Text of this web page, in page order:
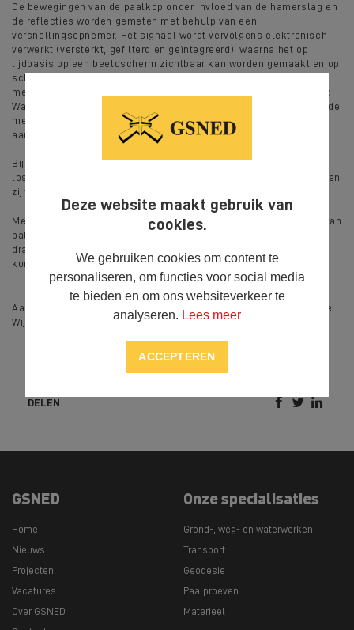
Deze website maakt gebruik van
cookies.
We gebruiken cookies om content te
personaliseren, om functies voor social media
te bieden en om ons websiteverkeer te
analyseren. Lees meer
ACCEPTEREN
De bewegingen van de paalkop onder invloed van de hamerslag en
de reflecties worden gemeten met behulp van een
versnellingsopnemer. Het signaal wordt vervolgens elektronisch
verwerkt (versterkt, gefilterd en geïntegreerd), waarna het op
tijdbasis op een beeldscherm zichtbaar kan worden gemaakt en op
schijf kan worden opgeslagen. In de regel worden de verkregen
meetgegevens op kantoor nader geanalyseerd en geïnterpreteerd.
Wanneer direct een uitspraak nodig is omtrent de resultaten van de
metingen is het mogelijk (indien tevens onze projectleider
aanwezig is) direct ter plaatse een beoordeling te geven.
Bij het doormeten van de paal moet de paalkop zijn ontdaan van
losse delen, vuil en grond, terwijl eventuele schuimkoppen moeten
zijn verwijderd.
Met nadruk moet erop worden gewezen dat er bij het doormeten van
palen geen gegevens beschikbaar komen met betrekking tot de
draagkracht van de paal; alleen gebreken in de paalschacht
kunnen worden opgespoord.
Aarzel niet om
met ons op te nemen voor meer informatie.
Wij staan u graag te woord om al uw vragen te beantwoorden.
DELEN   
GSNED
Home
Nieuws
Projecten
Vacatures
Over GSNED
Onze specialisaties
Grond-, weg- en waterwerken
Transport
Geodesie
Paalproeven
Materieel